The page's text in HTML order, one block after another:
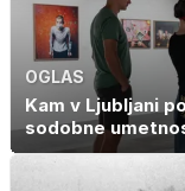
OGLAS
Kam v Ljubljani
sodobne